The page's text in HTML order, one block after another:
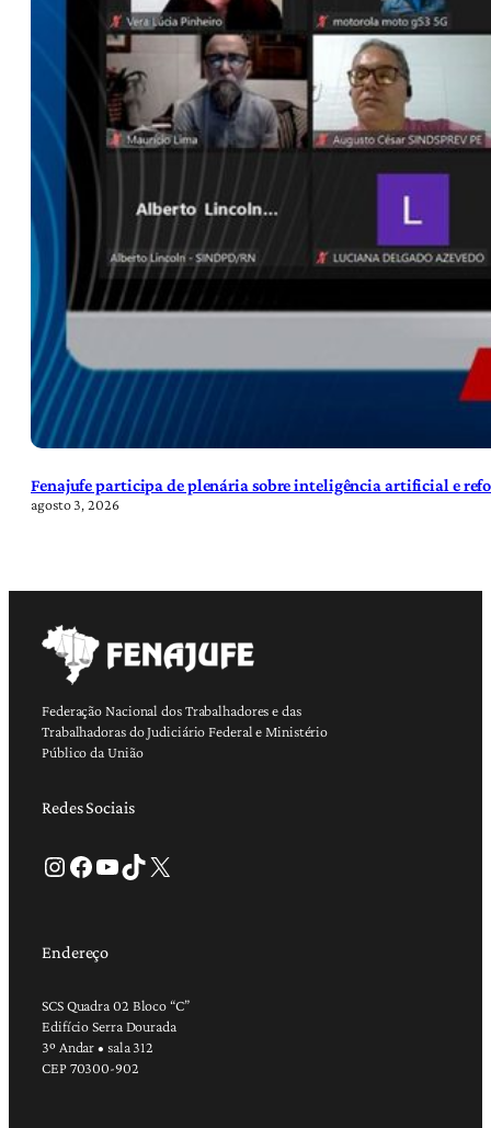
Fenajufe participa de plenária sobre inteligência artificial e
agosto 3, 2026
Federação Nacional dos Trabalhadores e das
Trabalhadoras do Judiciário Federal e Ministério
Público da União
Redes Sociais
Instagram Facebook Youtube TikTok X
Endereço
SCS Quadra 02 Bloco “C”
Edifício Serra Dourada
3º Andar • sala 312
CEP 70300-902